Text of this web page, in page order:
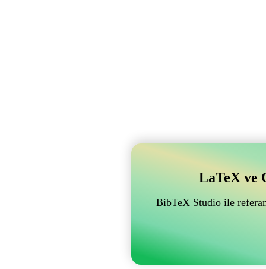
LaTeX ve
BibTeX Studio ile